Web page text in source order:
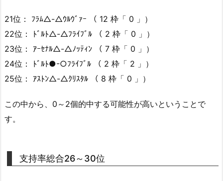
21位： ﾌﾗﾑ△-△ｳﾙｳﾞｧｰ （ 12 枠「 0 」）
22位： ﾄﾞﾙﾄ△-△ﾌﾗｲﾌﾞﾙ （ 2 枠「 0 」）
23位： ｱｰｾﾅﾙ△-△ﾉｯﾃｨﾝ （ 7 枠「 0 」）
24位： ﾄﾞﾙﾄ●-○ﾌﾗｲﾌﾞﾙ （ 2 枠「 2 」）
25位： ｱｽﾄﾝ△-△ｸﾘｽﾀﾙ （ 8 枠「 0 」）
この中から、0～2個的中する可能性が高いということで
す。
支持率総合26～30位